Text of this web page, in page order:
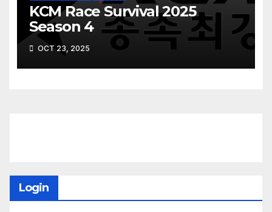
KCM Race Survival 2025
Season 4
OCT 23, 2025
Login